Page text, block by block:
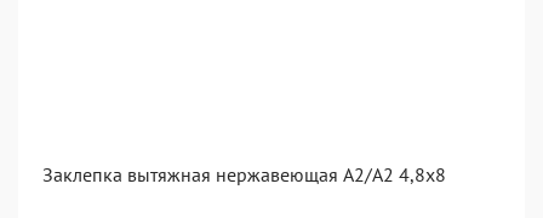
Заклепка вытяжная нержавеющая A2/A2 4,8x8